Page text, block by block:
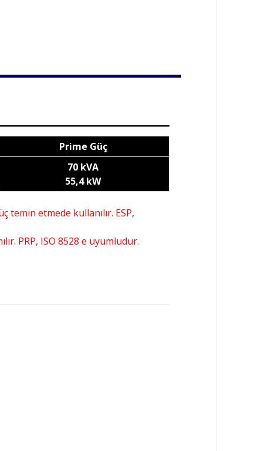
Prime Güç
70 kVA
55,4 kW
temin etmede kullanılır. ESP,
PRP, ISO 8528 e uyumludur.